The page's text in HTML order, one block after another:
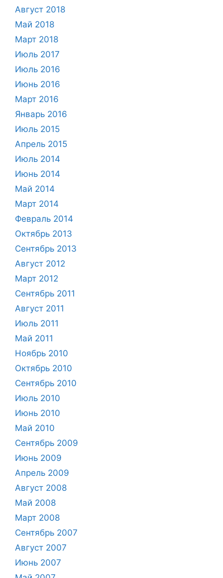
Август 2018
Май 2018
Март 2018
Июль 2017
Июль 2016
Июнь 2016
Март 2016
Январь 2016
Июль 2015
Апрель 2015
Июль 2014
Июнь 2014
Май 2014
Март 2014
Февраль 2014
Октябрь 2013
Сентябрь 2013
Август 2012
Март 2012
Сентябрь 2011
Август 2011
Июль 2011
Май 2011
Ноябрь 2010
Октябрь 2010
Сентябрь 2010
Июль 2010
Июнь 2010
Май 2010
Сентябрь 2009
Июнь 2009
Апрель 2009
Август 2008
Май 2008
Март 2008
Сентябрь 2007
Август 2007
Июнь 2007